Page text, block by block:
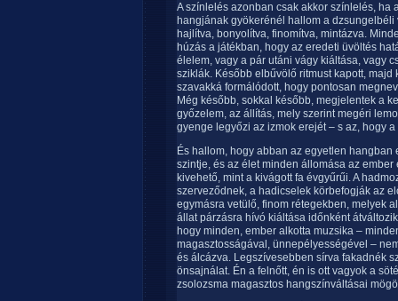
A színlelés azonban csak akkor színlelés, ha
hangjának gyökerénél hallom a
hajlítva, bonyolítva, finomítva, mintázva.
húzás a játékban, hogy az eredeti üvöltés
élelem, vagy a pár utáni vágy kiáltása, vagy
sziklák. Később elbűvölő ritmust kapott,
szavakká formálódott, hogy pontosan
Még később, sokkal később, megjelentek a
győzelem, az állítás, mely szerint megéri
gyenge legyőzi az izmok erejét – s az, hogy
És hallom, hogy abban az egyetlen
szintje, és az élet minden állomása az
kivehető, mint a kivágott fa évgyűrűi. A
szerveződnek, a hadicselek körbefogják az
egymásra vetülő, finom rétegekben, melyek
állat párzásra hívó kiáltása időnként
hogy minden, ember alkotta muzsika –
magasztosságával, ünnepélyességével –
és álcázva. Legszívesebben sírva fakadnék
önsajnálat. Én a felnőtt, én is ott vagyok a
zsolozsma magasztos hangszínváltásai